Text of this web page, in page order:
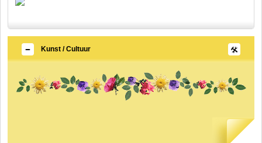
Kunst / Cultuur